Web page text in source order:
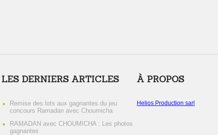
LES DERNIERS ARTICLES
Remise des lots aux gagnantes du jeu
concours Ramadan avec Choumicha
RAMADAN avec CHOUMICHA : Les photos
gagnantes
À PROPOS
Helios Production sarl